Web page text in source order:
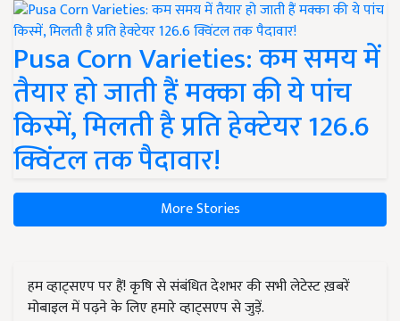
Pusa Corn Varieties: कम समय में
तैयार हो जाती हैं मक्का की ये पांच
किस्में, मिलती है प्रति हेक्टेयर 126.6
क्विंटल तक पैदावार!
More Stories
हम व्हाट्सएप पर हैं! कृषि से संबंधित देशभर की सभी लेटेस्ट ख़बरें
मोबाइल में पढ़ने के लिए हमारे व्हाट्सएप से जुड़ें.